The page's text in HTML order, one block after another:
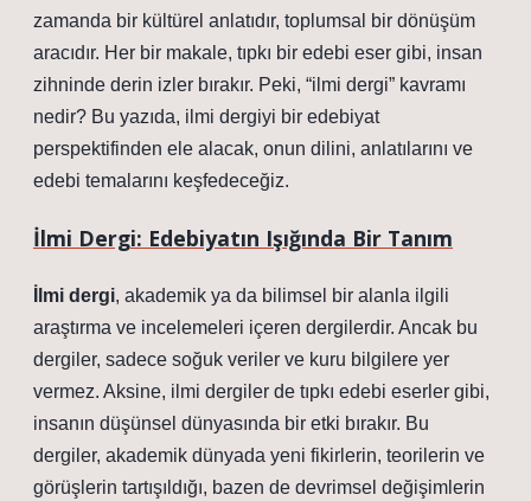
zamanda bir kültürel anlatıdır, toplumsal bir dönüşüm
aracıdır. Her bir makale, tıpkı bir edebi eser gibi, insan
zihninde derin izler bırakır. Peki, “ilmi dergi” kavramı
nedir? Bu yazıda, ilmi dergiyi bir edebiyat
perspektifinden ele alacak, onun dilini, anlatılarını ve
edebi temalarını keşfedeceğiz.
İlmi Dergi: Edebiyatın Işığında Bir Tanım
İlmi dergi, akademik ya da bilimsel bir alanla ilgili
araştırma ve incelemeleri içeren dergilerdir. Ancak bu
dergiler, sadece soğuk veriler ve kuru bilgilere yer
vermez. Aksine, ilmi dergiler de tıpkı edebi eserler gibi,
insanın düşünsel dünyasında bir etki bırakır. Bu
dergiler, akademik dünyada yeni fikirlerin, teorilerin ve
görüşlerin tartışıldığı, bazen de devrimsel değişimlerin